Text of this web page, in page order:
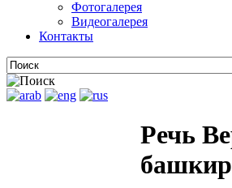
Фотогалерея
Видеогалерея
Контакты
Речь
башкир